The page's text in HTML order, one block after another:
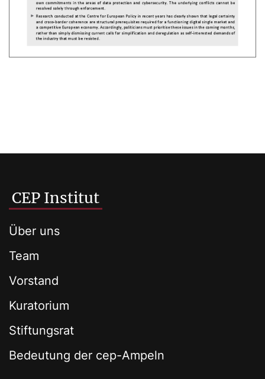
CEP Institut
Über uns
Team
Vorstand
Kuratorium
Stiftungsrat
Bedeutung der cep-Ampeln